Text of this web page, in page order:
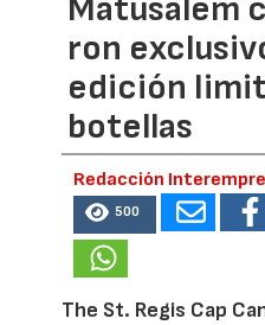
Matusalem
ron
edición
botellas
Redacción
500
The St. Regis Cap